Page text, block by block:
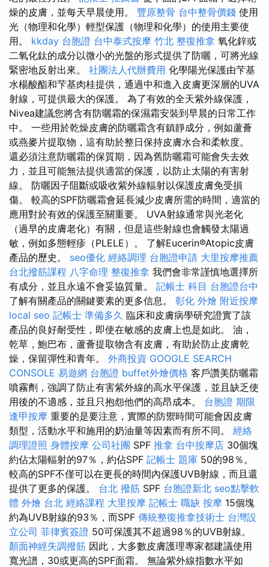
燥的皮膚，並每天早晨使用。 豐原整骨 台中整骨價錢 使用
光（物理和化學）輕型保護（物理和化學）的使用主要使
用。 kkday 台胞證 台中泰式按摩 竹北 整復推拿 氧化鋅或
二氧化鈦的成分以微小的光盤的形式提供了防曬，可將光線
緊密地反射出來。 社團法人代辦費用 化學陽光保護由芐基
水楊酸酯和芐基肉桂提供，通過中和進入皮膚更深層的UVA
射線，可提供最大的保護。 為了有效的全天紫外線保護，
Nivea建議您將含有防曬霜的保濕霜安裝到早晨的日常工作
中。 一些用於乾燥皮膚的防曬霜含有鎮靜成分，例如蘆薈
或燕麥片提取物，這有助於整日保持皮膚水合和柔軟度。
還必須注意防曬霜的保質期，因為舊防曬霜可能會失去效
力，並且可能無法提供適當的保護，以防止太陽的有害射
線。 防曬因子阻斷或吸收紫外線輻射以保護皮膚免受損
傷。 較高的SPF防曬霜會延長減少皮膚所需的時間，適當的
應用對於有效的保護至關重要。 UVA射線通常與光老化
（過早的皮膚老化）有關，但是這些射線也會觸發太陽過
敏，例如多態輕疹（PLELE）。 了解Eucerin®Atopic皮膚
產品的歷史。 seo優化 經絡調理 台胞證申請 大里按摩推薦
台北撥筋課程 八字命理 整復推拿 我們會非常謹慎地選擇所
有成分，並且永遠不會妥協質量。 記帳士 科目 台胞證台中
了解有關產品的關鍵要素的更多信息。 彰化 外燴 附近按摩
local seo 記帳士 準備多久 臨床和皮膚病學研究證實了該
產品的良好耐受性，即使在敏感的皮膚上也是如此。 油，
乾草，鮑巴布，蘆薈提取物含有皮膚，有助於防止皮膚乾
燥，保留彈性和青年。 外商投資 GOOGLE SEARCH
CONSOLE 易遊網 台胞證 buffet外燴價格 客戶讚美防曬霜
噴霧劑，強調了防止有害紫外線的高水平保護，並且缺乏使
用後的不適感，並且只抱怨他們的高昂成本。 台胞證 期限
逢甲按摩 重要的是要注意，實際的防禦時間可能會因皮膚
類型，活動水平和施用的奶油量等因素而有所不同。 經絡
調理證照 身體按摩 公司社團 SPF 推拿 台中按摩店 30個塊
約佔太陽輻射的97％，約佔SPF 記帳士 題庫 50的98％。
較高的SPF不僅可以在更長的時間內保護UVB射線，而且還
提供了更多的保護。 台北 撥筋 SPF 台胞證新北 seo點擊軟
體 外燴 台北 經絡課程 大里按摩 記帳士 職缺 按摩 15個塊
約為UVB射線的93％，而SPF 傳統整復推拿技術士 台灣設
立公司 菲律賓簽證 50可保護其不超過98％的UVB射線。
顏面神經失調撥筋 因此，大多數皮膚護理專家都建議使用
寬光譜，30或更高的SPF面霜。 無論紫外線指數水平如